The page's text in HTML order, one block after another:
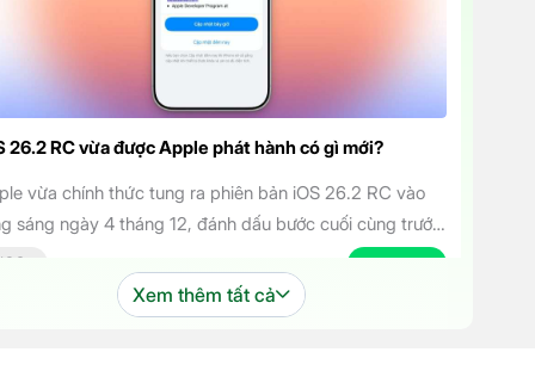
26.2 RC vừa được Apple phát hành có gì mới?
vừa chính thức tung ra phiên bản iOS 26.2 RC vào
sáng ngày 4 tháng 12, đánh dấu bước cuối cùng trước
bản cập nhật chính thức đến tay người dùng. Phiên bản
mang đến một số cải tiến thú vị, tập trung vào việc
cao trải nghiệm người dùng […]
IOS 04.12.2025
Xem thêm tất cả